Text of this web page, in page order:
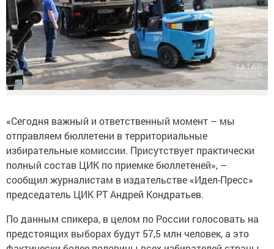
«Сегодня важный и ответственный момент – мы
отправляем бюллетени в территориальные
избирательные комиссии. Присутствует практически
полный состав ЦИК по приемке бюллетеней», –
сообщил журналистам в издательстве «Идел-Пресс»
председатель ЦИК РТ Андрей Кондратьев.
По данным спикера, в целом по России голосовать на
предстоящих выборах будут 57,5 млн человек, а это